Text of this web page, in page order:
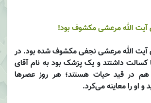
آیت الله مرعشی مکشوف بود!
آیت الله مرعشی نجفی مکشوف شده بود. در
کسالت داشتند و یک پزشک بود به نام آقای
هم در قید حیات هستند؛ هر روز عصرها
او را معاینه می‌کرد.